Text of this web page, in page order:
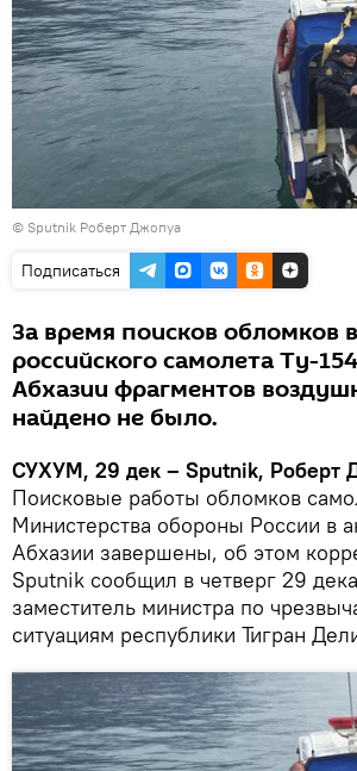
© Sputnik Роберт Джопуа
Подписаться
За время поисков обломков
российского самолета Ту-
Абхазии фрагментов
найдено не было.
СУХУМ, 29 дек – Sputnik, Роберт
Поисковые работы обломков
Министерства обороны России в
Абхазии завершены, об этом
Sputnik сообщил в четверг 29
заместитель министра по
ситуациям республики Тигран